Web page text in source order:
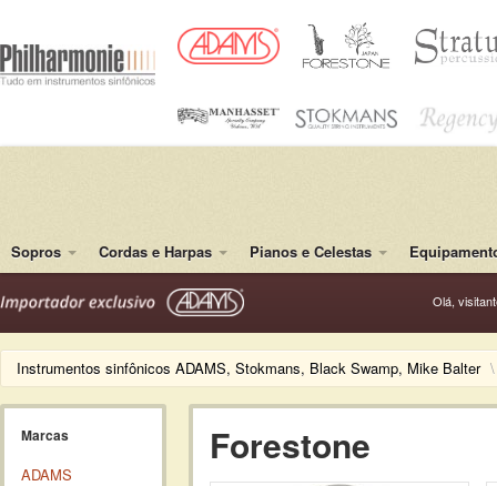
Sopros Cordas e Harpas Pianos e Celestas
Olá,
Instrumentos sinfônicos ADAMS, Stokmans, Black Swamp, Mike Balter \
Marcas
ADAMS
Forestone